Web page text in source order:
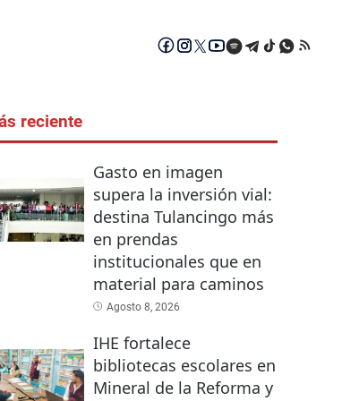
reciente
Gasto en imagen
supera la inversión vial:
destina Tulancingo más
en prendas
institucionales que en
material para caminos
Agosto 8, 2026
IHE fortalece
bibliotecas escolares en
Mineral de la Reforma y